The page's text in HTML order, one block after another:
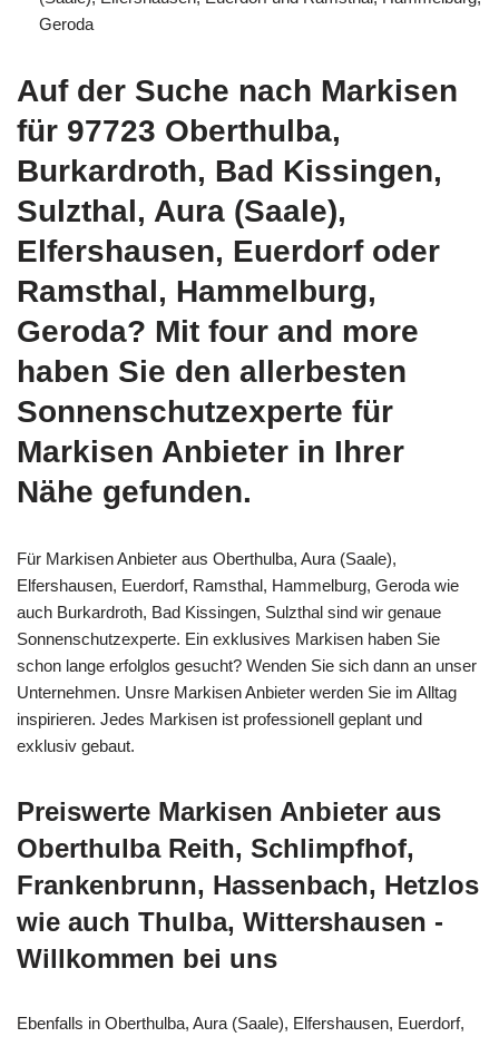
Geroda
Auf der Suche nach Markisen
für 97723 Oberthulba,
Burkardroth, Bad Kissingen,
Sulzthal, Aura (Saale),
Elfershausen, Euerdorf oder
Ramsthal, Hammelburg,
Geroda? Mit four and more
haben Sie den allerbesten
Sonnenschutzexperte für
Markisen Anbieter in Ihrer
Nähe gefunden.
Für Markisen Anbieter aus Oberthulba, Aura (Saale),
Elfershausen, Euerdorf, Ramsthal, Hammelburg, Geroda wie
auch Burkardroth, Bad Kissingen, Sulzthal sind wir genaue
Sonnenschutzexperte. Ein exklusives Markisen haben Sie
schon lange erfolglos gesucht? Wenden Sie sich dann an unser
Unternehmen. Unsre Markisen Anbieter werden Sie im Alltag
inspirieren. Jedes Markisen ist professionell geplant und
exklusiv gebaut.
Preiswerte Markisen Anbieter aus
Oberthulba Reith, Schlimpfhof,
Frankenbrunn, Hassenbach, Hetzlos
wie auch Thulba, Wittershausen -
Willkommen bei uns
Ebenfalls in Oberthulba, Aura (Saale), Elfershausen, Euerdorf,